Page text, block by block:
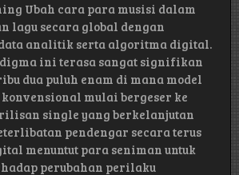
Ubah cara para musisi dalam
lagu secara global dengan
analitik serta algoritma digital.
ini terasa sangat signifikan
dua puluh enam di mana model
mulai bergeser ke
single yang berkelanjutan
pendengar secara terus
menuntut para seniman untuk
perubahan perilaku